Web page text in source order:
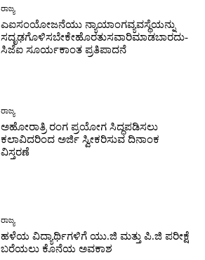
ರಾಜ್ಯ
ಎಐಸಂಯೋಜನೆಯು ನ್ಯಾಯಾಂಗವ್ಯವಸ್ಥೆಯನ್ನು
ಸದೃಢಗೊಳಿಸಬೇಕೇಹೊರತುಸವಾರಿಮಾಡಬಾರದು-
ಸಿಜೆಐ ಸೂರ್ಯಕಾಂತ ಪ್ರತಿಪಾದನೆ
ರಾಜ್ಯ
ಅಹೋರಾತ್ರಿ ರಂಗ ಪ್ರಯೋಗ ಸಿದ್ಧಪಡಿಸಲು
ಕಲಾವಿದರಿಂದ ಅರ್ಜಿ ಸ್ವೀಕರಿಸುವ ದಿನಾಂಕ
ವಿಸ್ತರಣೆ
ರಾಜ್ಯ
ಹಳೆಯ ವಿದ್ಯಾರ್ಥಿಗಳಿಗೆ ಯು.ಜಿ ಮತ್ತು ಪಿ.ಜಿ ಪರೀಕ್ಷೆ
ಬರೆಯಲು ಕೊನೆಯ ಅವಕಾಶ